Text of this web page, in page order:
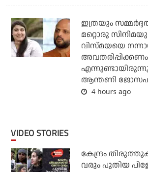
ഇത്രയും
മറ്റൊരു
വിസ്മയയെ
അവതരിപ്പിക്കണം
ആന്തണി
4 hours ago
VIDEO STORIES
കേന്ദ്രം
വരും പുതിയ